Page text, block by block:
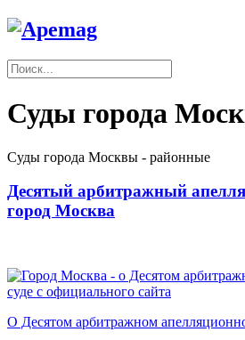
Суды города
Суды города Москвы - районные
Десятый арбитражный
город Москва
О Десятом арбитражном